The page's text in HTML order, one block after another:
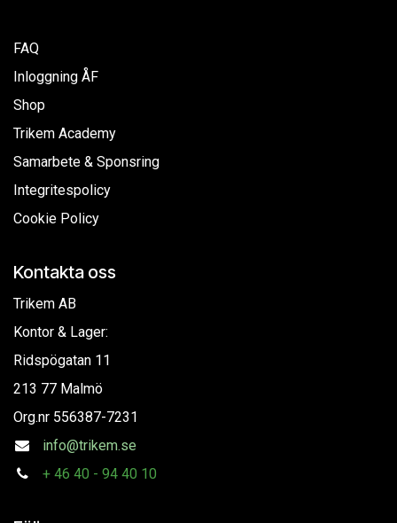
FAQ
Inloggning ÅF
Shop
Trikem Academy
Samarbete & Sponsring
Integritespolicy
Cookie Policy
Kontakta oss
Trikem AB
Kontor & Lager:
Ridspögatan 11
213 77 Malmö
Org.nr 556387-7231
info@trikem.se
+ 46 40 - 94 40 10